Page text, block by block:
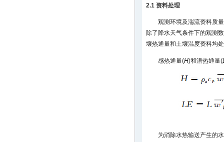
2.1 资料处理
观测环境及湍流资料质
除了降水天气条件下的观测
壤热通量和土壤温度资料均
感热通量(H)和潜热通量(
为消除水热输送产生的